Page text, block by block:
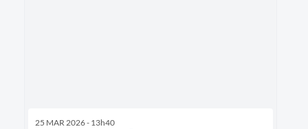
25 MAR 2026 - 13h40